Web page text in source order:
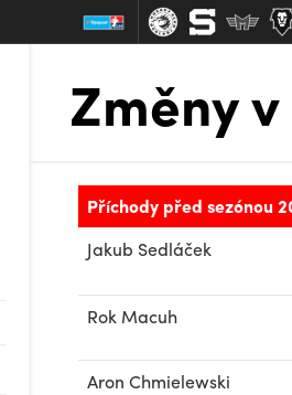
Změny
Příchody před sezónou
Jakub Sedláček
Rok Macuh
Aron Chmielewski